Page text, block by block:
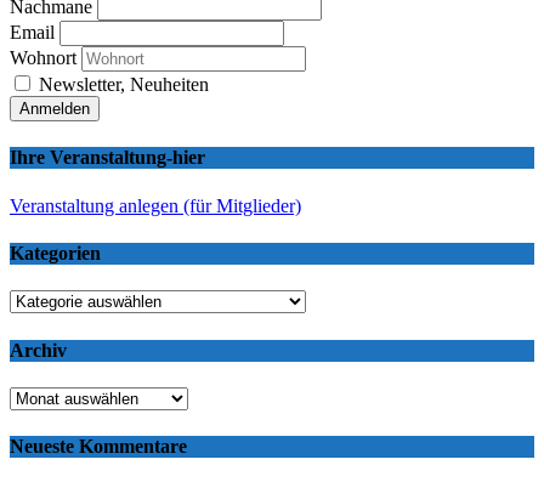
Nachmane
Email
Wohnort
Newsletter, Neuheiten
Ihre Veranstaltung-hier
Veranstaltung anlegen (für Mitglieder)
Kategorien
Kategorien
Archiv
Archiv
Neueste Kommentare